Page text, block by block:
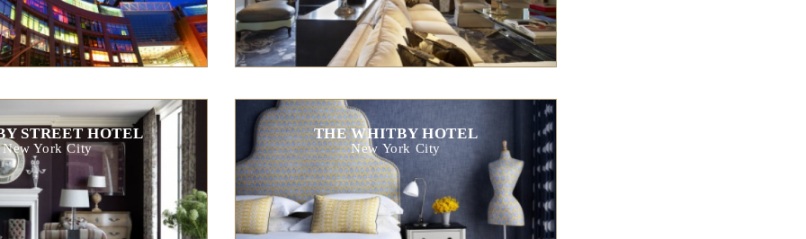
STREET HOTEL
New York City
THE WHITBY HOTEL
New York City